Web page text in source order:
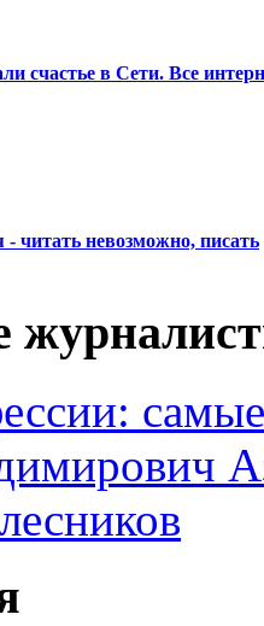
счастье в Сети. Все интерн
читать невозможно, писать